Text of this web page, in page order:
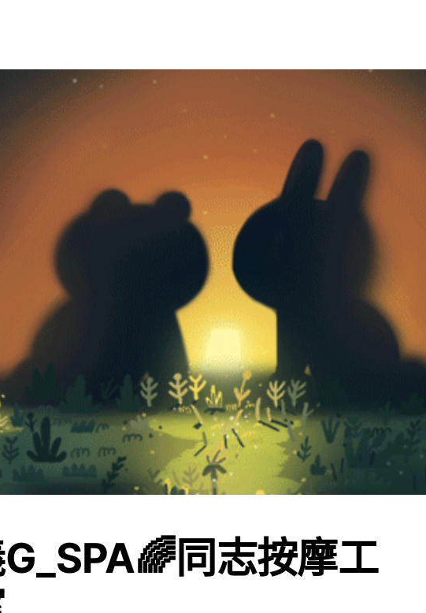
同志按摩工